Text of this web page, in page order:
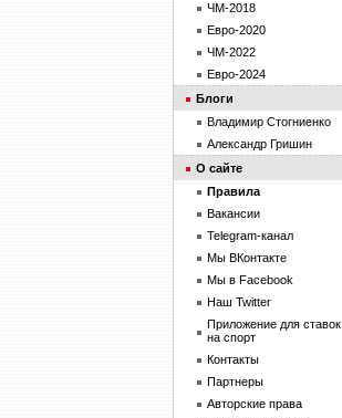
ЧМ-2018
Евро-2020
ЧМ-2022
Евро-2024
Блоги
Владимир Стогниенко
Александр Гришин
О сайте
Правила
Вакансии
Telegram-канал
Мы ВКонтакте
Мы в Facebook
Наш Twitter
Приложение для ставок
на спорт
Контакты
Партнеры
Авторские права